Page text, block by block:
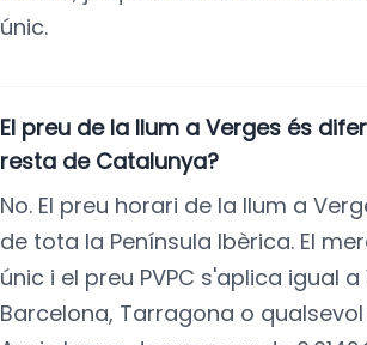
únic.
El preu de la llum a Verges és
resta de Catalunya?
No. El preu horari de la llum a
de tota la Península Ibèrica. El
únic i el preu PVPC s'aplica igual
Barcelona, Tarragona o